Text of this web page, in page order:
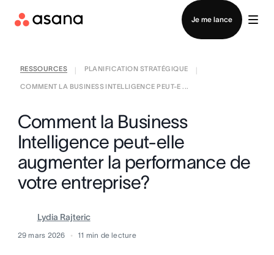
Je me lance
Contacter le service commercial
RESSOURCES PLANIFICATION STRATÉGIQUE
COMMENT LA BUSINESS INTELLIGENCE PEUT-E ...
Comment la Business
Intelligence peut-elle
augmenter la performance de
votre entreprise?
Lydia Rajteric
29 mars 2026 11 min de lecture